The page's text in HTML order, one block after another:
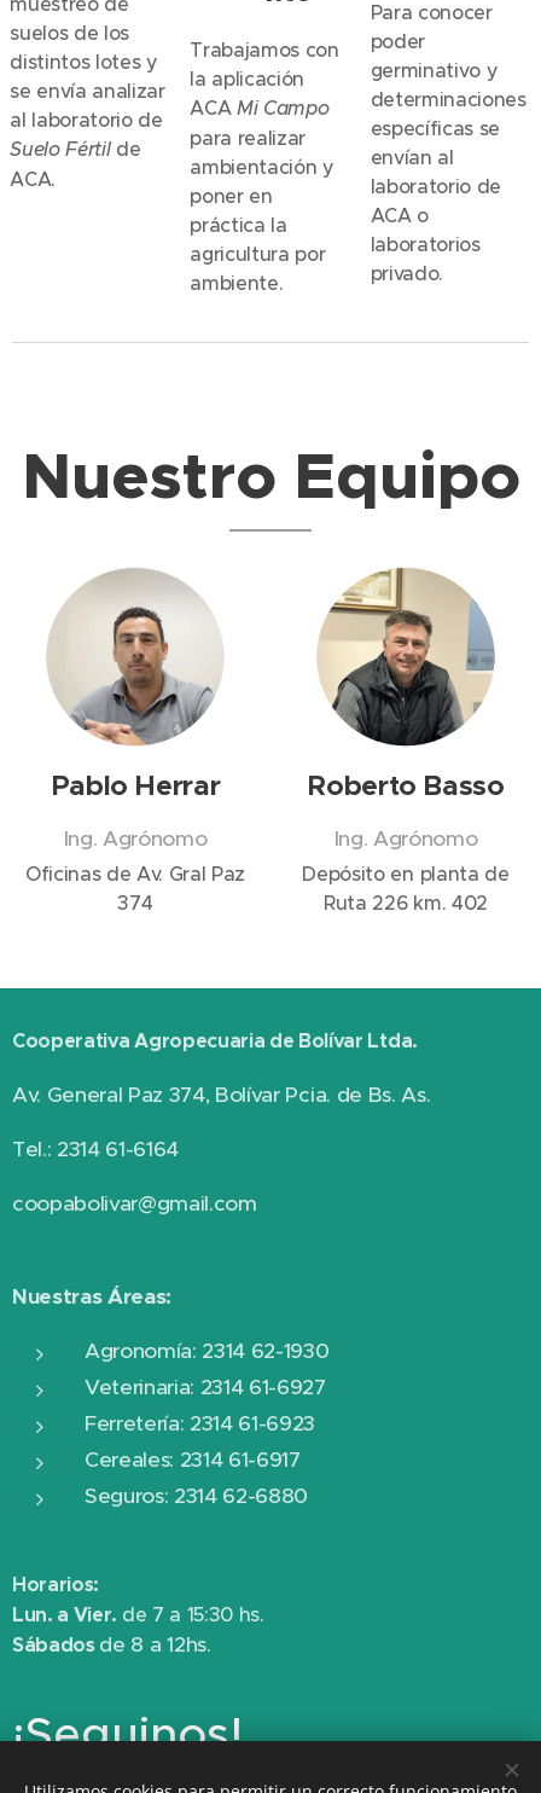
suelos de los
distintos lotes y
se envía analizar
al laboratorio de
Suelo Fértilde
ACA.
Trabajamos con
la aplicación
ACAMi Campo
para realizar
ambientación y
poner en
práctica la
agricultura por
ambiente.
Para conocer
poder
germinativo y
determinaciones
específicas se
envían al
laboratorio de
ACA o
laboratorios
privado.
Nuestro Equipo
Pablo Herrar
Ing. Agrónomo
Oficinas de Av. Gral Paz
374
Roberto Basso
Ing. Agrónomo
Depósito en planta de
Ruta 226 km. 402
Cooperativa Agropecuaria de Bolívar Ltda.
Av. General Paz 374, Bolívar Pcia. de Bs. As.
Tel.: 2314 61-6164
coopabolivar@gmail.com
Nuestras Áreas:
Agronomía: 2314 62-1930
Veterinaria: 2314 61-6927
Ferretería: 2314 61-6923
Cereales: 2314 61-6917
Seguros: 2314 62-6880
Horarios:
Lun. a Vier. de 7 a 15:30 hs.
Sábadosde 8 a 12hs.
¡Seguinos!